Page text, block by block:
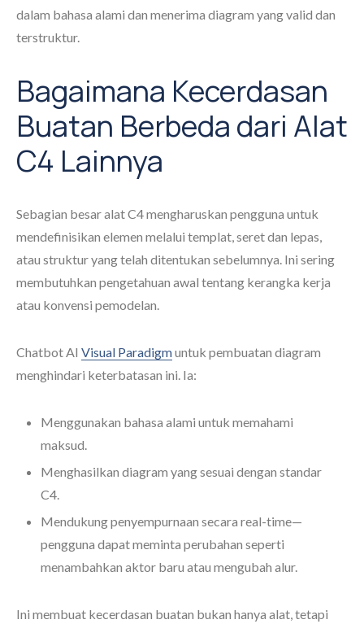
dalam bahasa alami dan menerima diagram yang valid dan
terstruktur.
Bagaimana Kecerdasan
Buatan Berbeda dari Alat
C4 Lainnya
Sebagian besar alat C4 mengharuskan pengguna untuk
mendefinisikan elemen melalui templat, seret dan lepas,
atau struktur yang telah ditentukan sebelumnya. Ini sering
membutuhkan pengetahuan awal tentang kerangka kerja
atau konvensi pemodelan.
Chatbot AI Visual Paradigmuntuk pembuatan diagram
menghindari keterbatasan ini. Ia:
Menggunakan bahasa alami untuk memahami
maksud.
Menghasilkan diagram yang sesuai dengan standar
C4.
Mendukung penyempurnaan secara real-time—
pengguna dapat meminta perubahan seperti
menambahkan aktor baru atau mengubah alur.
Ini membuat kecerdasan buatan bukan hanya alat, tetapi